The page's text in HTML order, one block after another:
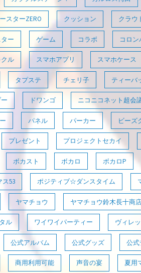
スターZERO クッション クラウ
ー ゲーム コラボ コロン
ル スマホアプリ スマホケース
タプステ チェリ子 ティーバ
ドワンゴ ニコニコネット超会
パネル パーカー ビーズ
プレゼント プロジェクトセカイ
ボカスト ボカロ ボカロP
ス53 ポジティブ☆ダンスタイム
ヤマチョウ ヤマチョウ鈴木長十商
ル ワイワイパーティー ヴィレ
公式アルバム 公式グッズ 公
商用利用可能 声音の宴 夏用